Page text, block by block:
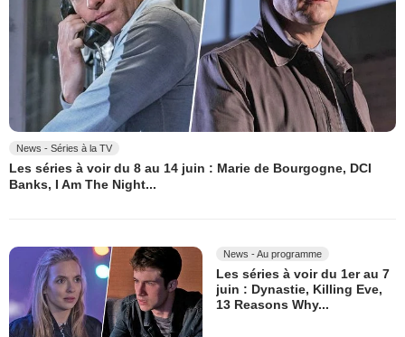
News - Séries à la TV
Les séries à voir du 8 au 14 juin : Marie de Bourgogne, DCI
Banks, I Am The Night...
News - Au programme
Les séries à voir du 1er au 7
juin : Dynastie, Killing Eve,
13 Reasons Why...